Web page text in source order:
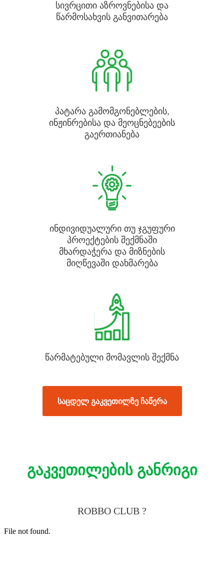
სივრცითი აზროვნებისა და
წარმოსახვის განვითარება
პატარა გამომგონებლების,
ინჟინრებისა და მეოცნებეების
გაერთიანება
ინდივიდუალური თუ ჯგუფური
პროექტების შექმნაში
მხარდაჭერა და მიზნების
მიღწევაში დახმარება
წარმატებული მომავლის შექმნა
ᲡᲐᲪᲓᲔᲚ ᲒᲐᲙᲕᲔᲗᲘᲚᲖᲔ ᲩᲐᲬᲔᲠᲐ
ᲒᲐᲙᲕᲔᲗᲘᲚᲔᲑᲘᲡ ᲒᲐᲜᲠᲘᲒᲘ
ROBBO CLUB ?